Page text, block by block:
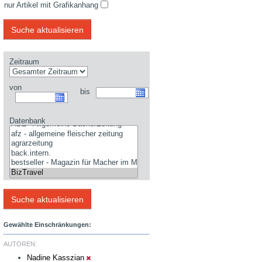
nur Artikel mit Grafikanhang
Zeitraum
von bis
Datenbank
Gewählte Einschränkungen:
AUTOREN:
Nadine Kasszian